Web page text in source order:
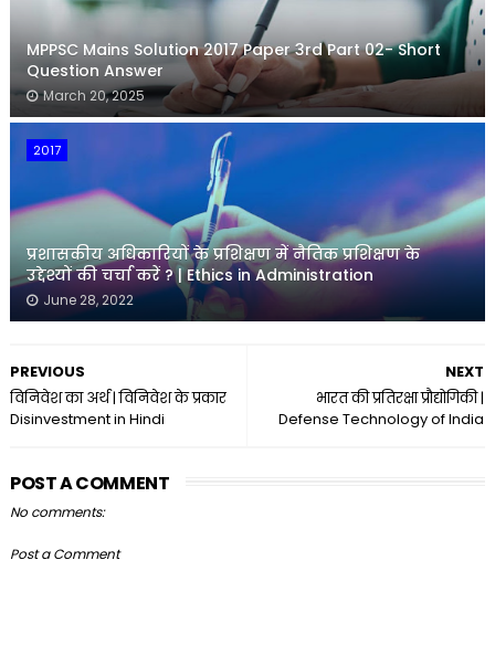
MPPSC Mains Solution 2017 Paper 3rd Part 02- Short
Question Answer
March 20, 2025
2017
प्रशासकीय अधिकारियों के प्रशिक्षण में नैतिक प्रशिक्षण के
उद्देश्यों की चर्चा करें ? | Ethics in Administration
June 28, 2022
NEXT
भारत की प्रतिरक्षा प्रौद्योगिकी |
Defense Technology of India
PREVIOUS
विनिवेश का अर्थ | विनिवेश के प्रकार
Disinvestment in Hindi
POST A COMMENT
No comments:
Post a Comment